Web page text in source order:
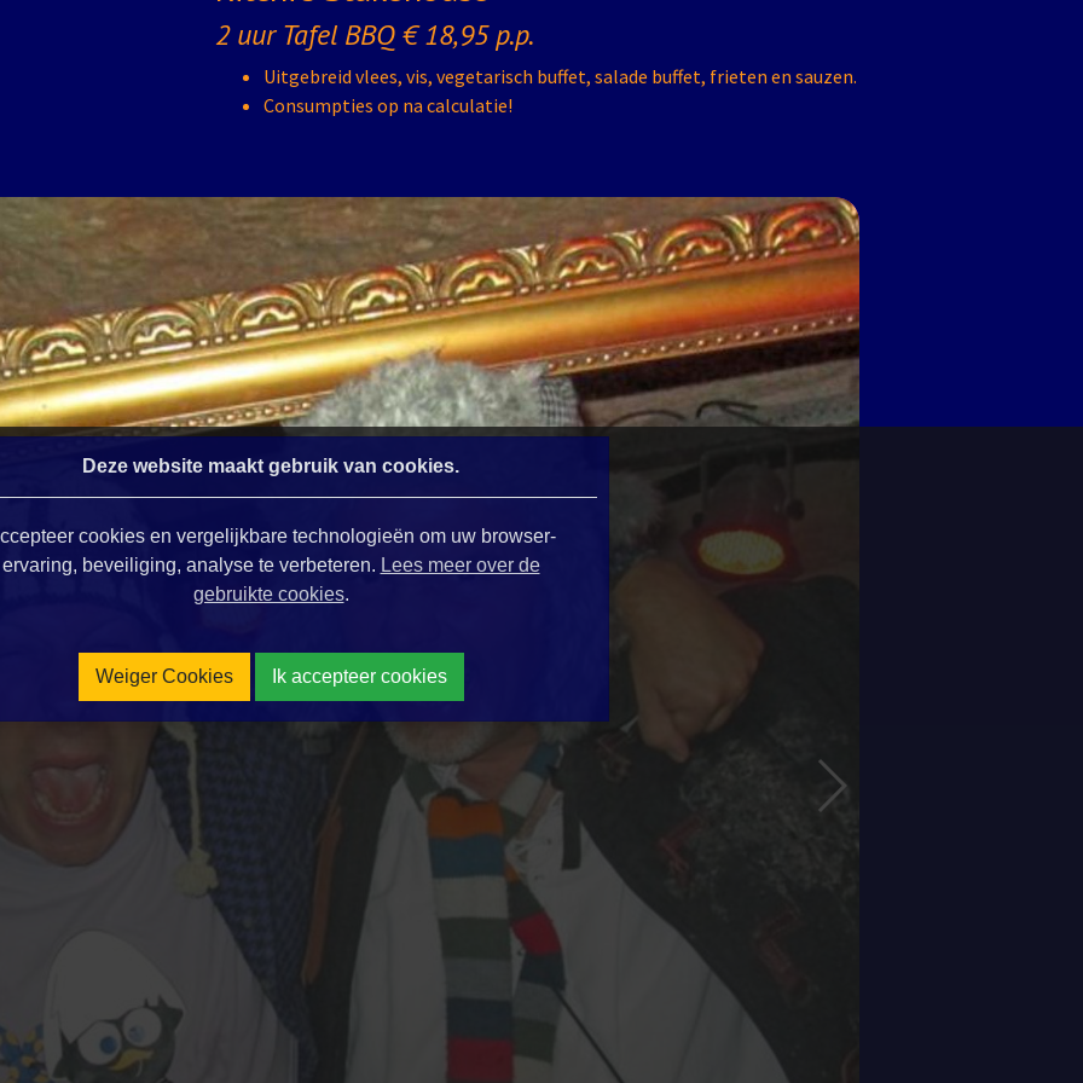
2 uur Tafel BBQ € 18,95 p.p.
Uitgebreid vlees, vis, vegetarisch buffet, salade buffet, frieten en sauzen.
Consumpties op na calculatie!
Volgende Slide
Deze website maakt gebruik van cookies.
cookies en vergelijkbare technologieën om uw browser-
ervaring, beveiliging, analyse te verbeteren. Lees meer over de
gebruikte cookies.
Weiger Cookies Ik accepteer cookies